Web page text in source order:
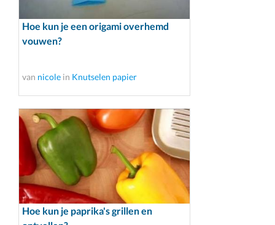
Hoe kun je een origami overhemd
vouwen?
van nicole in Knutselen papier
Hoe kun je paprika's grillen en